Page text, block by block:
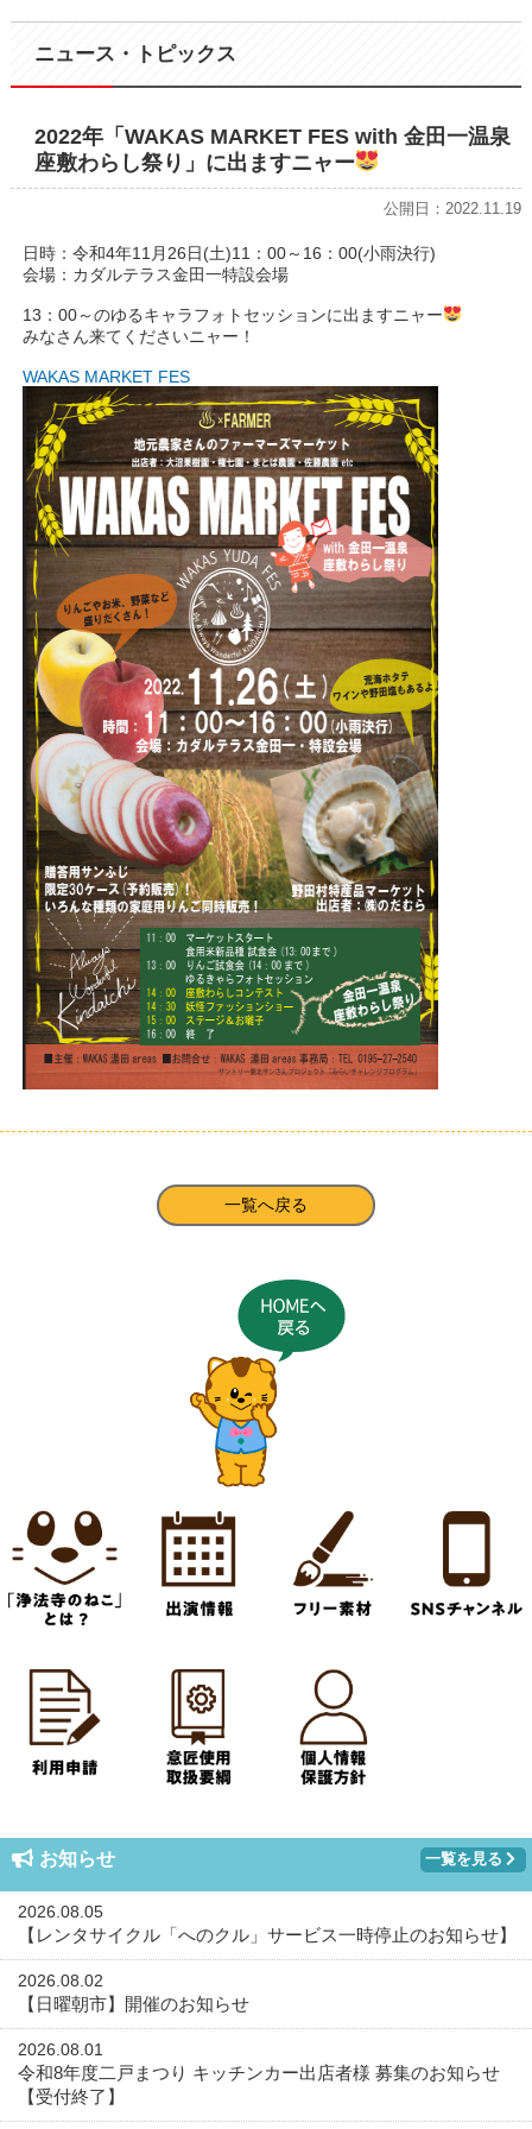
ニュース・トピックス
2022年「WAKAS MARKET FES with 金田一温泉
座敷わらし祭り」に出ますニャー
公開日：2022.11.19
日時：令和4年11月26日(土)11：00～16：00(小雨決行)
会場：カダルテラス金田一特設会場
13：00～のゆるキャラフォトセッションに出ますニャー
みなさん来てくださいニャー！
WAKAS MARKET FES
一覧へ戻る
お知らせ 一覧を見る
2026.08.05
【レンタサイクル「へのクル」サービス一時停止のお知らせ】
2026.08.02
【日曜朝市】開催のお知らせ
2026.08.01
令和8年度二戸まつり キッチンカー出店者様 募集のお知らせ
【受付終了】